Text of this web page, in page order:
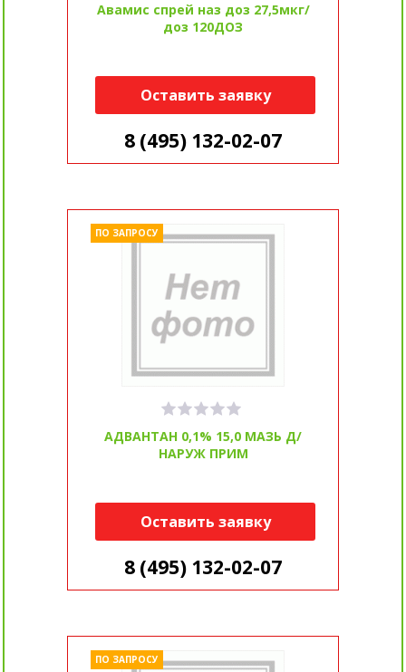
Авамис спрей наз доз 27,5мкг/
доз 120ДОЗ
Оставить заявку
8 (495) 132-02-07
АДВАНТАН 0,1% 15,0 МАЗЬ Д/
НАРУЖ ПРИМ
ПО ЗАПРОСУ
Оставить заявку
8 (495) 132-02-07
ПО ЗАПРОСУ